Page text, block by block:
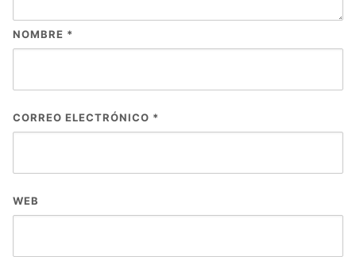
NOMBRE *
CORREO ELECTRÓNICO *
WEB